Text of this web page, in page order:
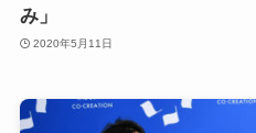
み」
2020年5月11日